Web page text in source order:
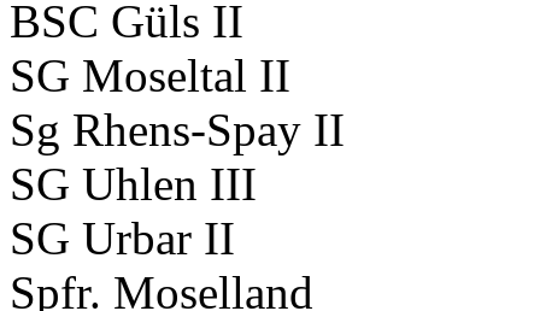
BSC Güls II
SG Moseltal II
Sg Rhens-Spay II
SG Uhlen III
SG Urbar II
Spfr. Moselland